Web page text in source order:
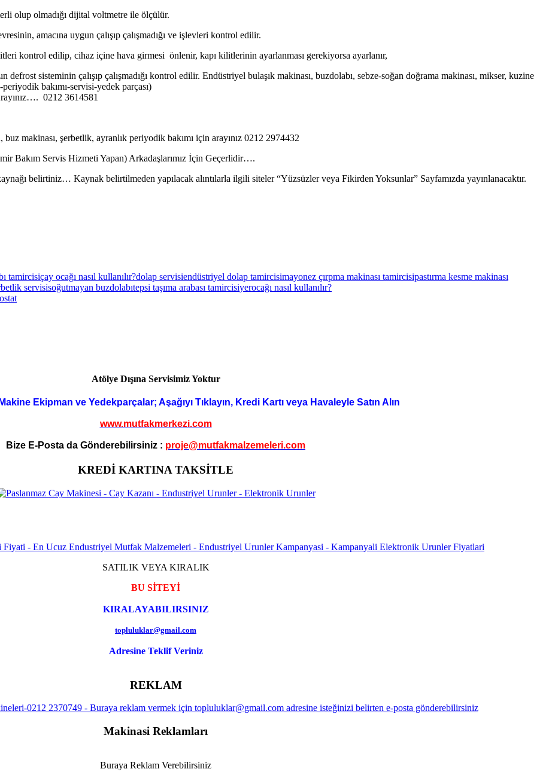
olup olmadığı dijital voltmetre ile ölçülür.
amacına uygun çalışıp çalışmadığı ve işlevleri kontrol edilir.
kontrol edilip, cihaz içine hava girmesi önlenir, kapı kilitlerinin ayarlanması gerekiyorsa ayarlanır,
sisteminin çalışıp çalışmadığı kontrol edilir. Endüstriyel bulaşık makinası, buzdolabı, sebze-soğan doğrama makinası, mikser, kuzine
bakımı-servisi-yedek parçası)
0212 3614581
makinası, şerbetlik, ayranlık periyodik bakımı için arayınız 0212 2974432
Bakım Servis Hizmeti Yapan) Arkadaşlarımız İçin Geçerlidir….
belirtiniz… Kaynak belirtilmeden yapılacak alıntılarla ilgili siteler “Yüzsüzler veya Fikirden Yoksunlar” Sayfamızda yayınlanacaktır.
tamircisiçay ocağı nasıl kullanılır?dolap servisiendüstriyel dolap tamircisimayonez çırpma makinası tamircisipastırma kesme makinası
servisisoğutmayan buzdolabıtepsi taşıma arabası tamircisiyerocağı nasıl kullanılır?
Atölye Dışına Servisimiz Yoktur
Ekipman ve Yedekparçalar; Aşağıyı Tıklayın, Kredi Kartı veya Havaleyle Satın Alın
www.mutfakmerkezi.com
Bize E-Posta da Gönderebilirsiniz : proje@mutfakmalzemeleri.com
KREDİ KARTINA TAKSİTLE
SATILIK VEYA KIRALIK
BU SİTEYİ
KIRALAYABILIRSINIZ
topluluklar@gmail.com
Adresine Teklif Veriniz
REKLAM
Makinasi Reklamları
Buraya Reklam Verebilirsiniz